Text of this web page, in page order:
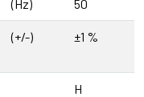
(Hz) 50
(+/-) ±1 %
H